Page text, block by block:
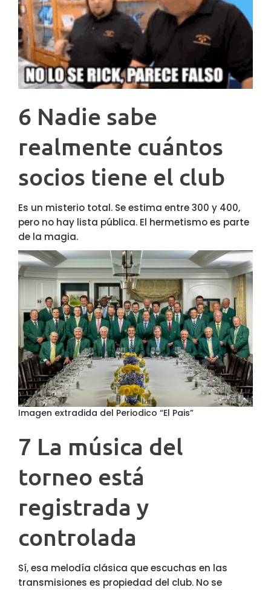
6 Nadie sabe
realmente cuántos
socios tiene el club
Es un misterio total. Se estima entre 300 y 400,
pero no hay lista pública. El hermetismo es parte
de la magia.
Imagen extradida del Periodico “El Pais”
7 La música del
torneo está
registrada y
controlada
Sí, esa melodía clásica que escuchas en las
transmisiones es propiedad del club. No se